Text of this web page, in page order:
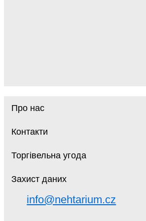
Про нас
Контакти
Торгівельна угода
Захист даних
info@nehtarium.cz